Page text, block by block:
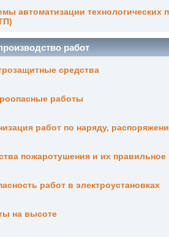
автоматизации технологических
работ
средства
работы
работ по наряду,
пожаротушения и их правильное
работ в электроустановках
на высоте